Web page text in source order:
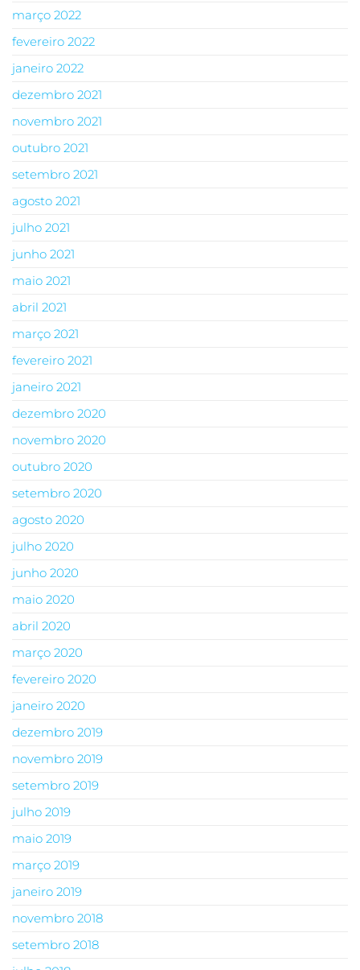
março 2022
fevereiro 2022
janeiro 2022
dezembro 2021
novembro 2021
outubro 2021
setembro 2021
agosto 2021
julho 2021
junho 2021
maio 2021
abril 2021
março 2021
fevereiro 2021
janeiro 2021
dezembro 2020
novembro 2020
outubro 2020
setembro 2020
agosto 2020
julho 2020
junho 2020
maio 2020
abril 2020
março 2020
fevereiro 2020
janeiro 2020
dezembro 2019
novembro 2019
setembro 2019
julho 2019
maio 2019
março 2019
janeiro 2019
novembro 2018
setembro 2018